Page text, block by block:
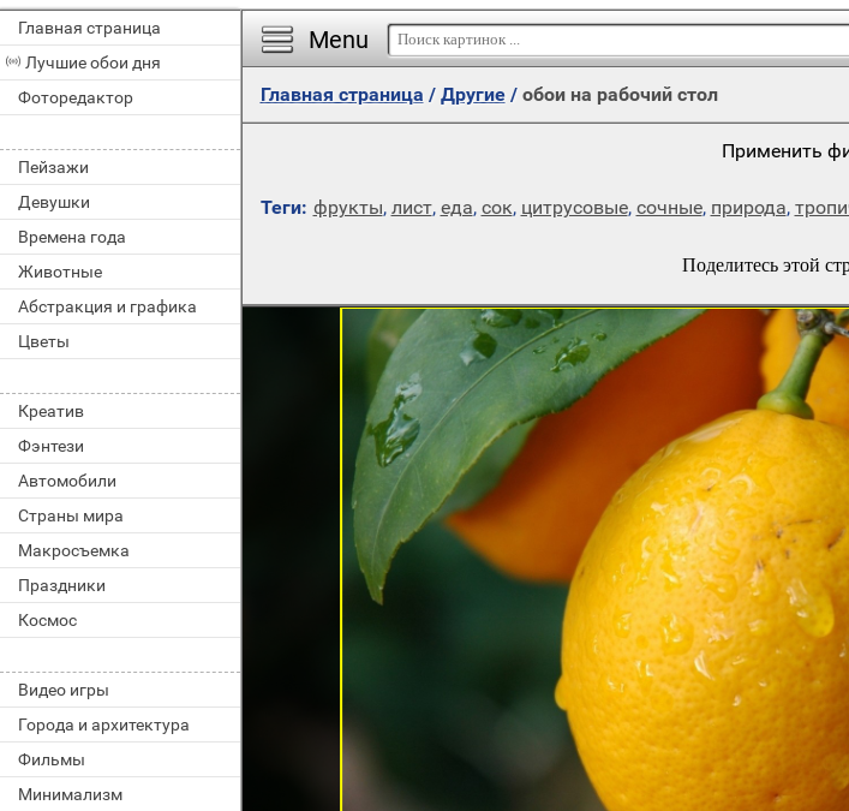
Главная страница
Лучшие обои дня
Фоторедактор
Пейзажи
Девушки
Времена года
Животные
Абстракция и графика
Цветы
Креатив
Фэнтези
Автомобили
Страны мира
Макросъемка
Праздники
Космос
Видео игры
Города и архитектура
Фильмы
Минимализм
Menu
Главная страница / Другие/ обои на рабочий стол
Применить
Теги: фрукты, лист, еда, сок, цитрусовые, сочные, природа,